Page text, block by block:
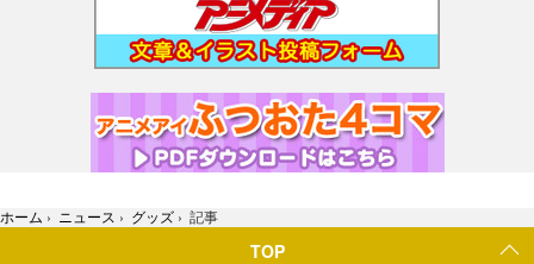
ホーム › ニュース › グッズ › 記事
TOP